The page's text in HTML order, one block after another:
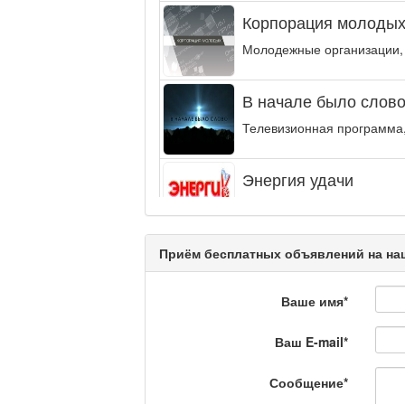
Корпорация
Молодежные
В начале было
Телевизионная
Энергия удачи
Кәусар
На полицейской
Еженедельный обзор
специалистов.
Приём бесплатных объявлений на
Ваше имя*
Ваш E-mail*
Сообщение*